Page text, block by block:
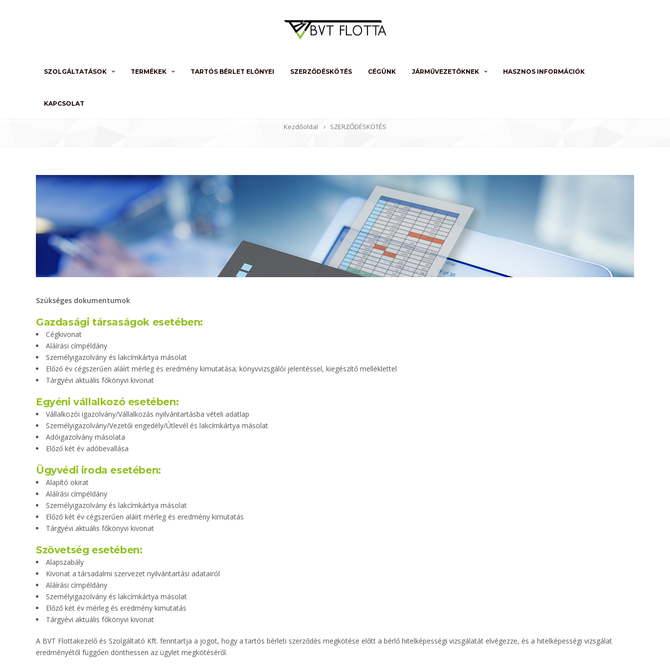
SZOLGÁLTATÁSOK TERMÉKEK TARTÓS BÉRLET ELŐNYEI SZERZŐDÉSKÖTÉS CÉGÜNK JÁRMŰVEZETŐKNEK HASZNOS INFORMÁCIÓK
KAPCSOLAT
Kezdőoldal SZERZŐDÉSKÖTÉS
Szükséges dokumentumok
Gazdasági társaságok esetében:
Cégkivonat
Aláírási címpéldány
Személyigazolvány és lakcímkártya másolat
Előző év cégszerűen aláírt mérleg és eredmény kimutatása; könyvvizsgálói jelentéssel, kiegészítő melléklettel
Tárgyévi aktuális főkönyvi kivonat
Egyéni vállalkozó esetében:
Vállalkozói igazolvány/Vállalkozás nyilvántartásba vételi adatlap
Személyigazolvány/Vezetői engedély/Útlevél és lakcímkártya másolat
Adóigazolvány másolata
Előző két év adóbevallása
Ügyvédi iroda esetében:
Alapító okirat
Aláírási címpéldány
Személyigazolvány és lakcímkártya másolat
Előző két év cégszerűen aláírt mérleg és eredmény kimutatás
Tárgyévi aktuális főkönyvi kivonat
Szövetség esetében:
Alapszabály
Kivonat a társadalmi szervezet nyilvántartási adatairól
Aláírási címpéldány
Személyigazolvány és lakcímkártya másolat
Előző két év mérleg és eredmény kimutatás
Tárgyévi aktuális főkönyvi kivonat
A BVT Flottakezelő és Szolgáltató Kft. fenntartja a jogot, hogy a tartós bérleti szerződés megkötése előtt a bérlő hitelképességi vizsgálatát elvégezze, és a hitelképességi vizsgálat
eredményétől függően dönthessen az ügylet megkötéséről.